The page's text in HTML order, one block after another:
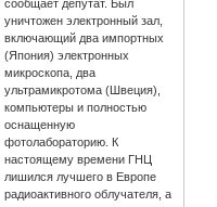
сообщает депутат. Был
уничтожен электронный зал,
включающий два импортных
(Япония) электронных
микроскопа, два
ультрамикротома (Швеция),
компьютеры и полностью
оснащенную
фотолабораторию. К
настоящему времени ГНЦ
лишился лучшего в Европе
радиоактивного облучателя, а